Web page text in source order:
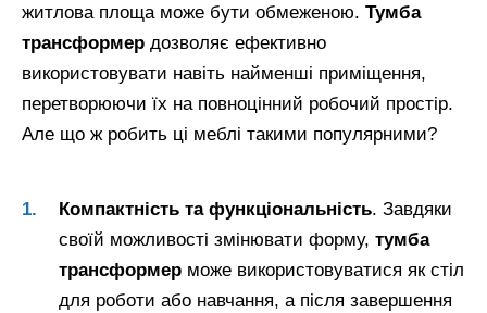
житлова площа може бути обмеженою. Тумба
трансформер дозволяє ефективно
використовувати навіть найменші приміщення,
перетворюючи їх на повноцінний робочий простір.
Але що ж робить ці меблі такими популярними?
Компактність та функціональність. Завдяки
своїй можливості змінювати форму, тумба
трансформер може використовуватися як стіл
для роботи або навчання, а після завершення